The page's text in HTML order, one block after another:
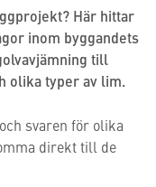
Här hittar
inom byggandets
till
olika typer av lim.
svaren för olika
direkt till de